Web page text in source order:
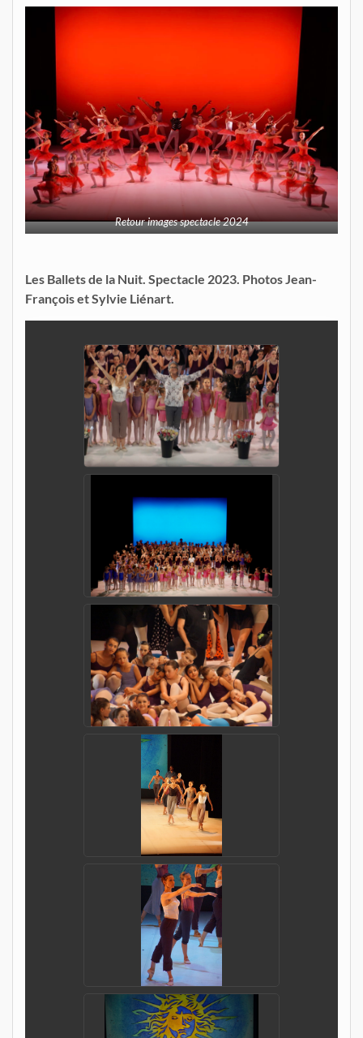
Retour images spectacle 2024
Les Ballets de la Nuit. Spectacle 2023. Photos Jean-
François et Sylvie Liénart.